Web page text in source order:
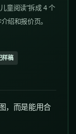
童阅读”拆成 4 个
绍和报价页。
样稿
，而是能用合